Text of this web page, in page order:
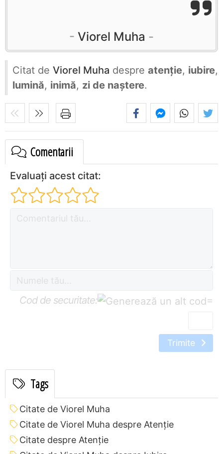
Viorel Muha
Citat de Viorel Muha despre atenție, iubire,
lumină, inimă, zi de naștere.
Comentarii
Evaluați acest citat:
Cod de securitate: =
Trimite
Tags
Citate de Viorel Muha
Citate de Viorel Muha despre Atenție
Citate despre Atenție